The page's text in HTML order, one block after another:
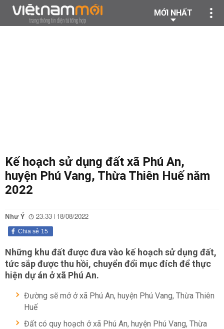
MỚI NHẤT
Kế hoạch sử dụng đất xã Phú An,
huyện Phú Vang, Thừa Thiên Huế năm
2022
Như Ý 23:33 | 18/08/2022
15
Chia sẻ
Những khu đất được đưa vào kế hoạch sử dụng đất,
tức sắp được thu hồi, chuyển đổi mục đích để thực
hiện dự án ở xã Phú An.
Đường sẽ mở ở xã Phú An, huyện Phú Vang, Thừa Thiên
Huế
Đất có quy hoạch ở xã Phú An, huyện Phú Vang, Thừa